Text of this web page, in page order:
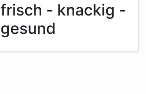
frisch - knackig -
gesund